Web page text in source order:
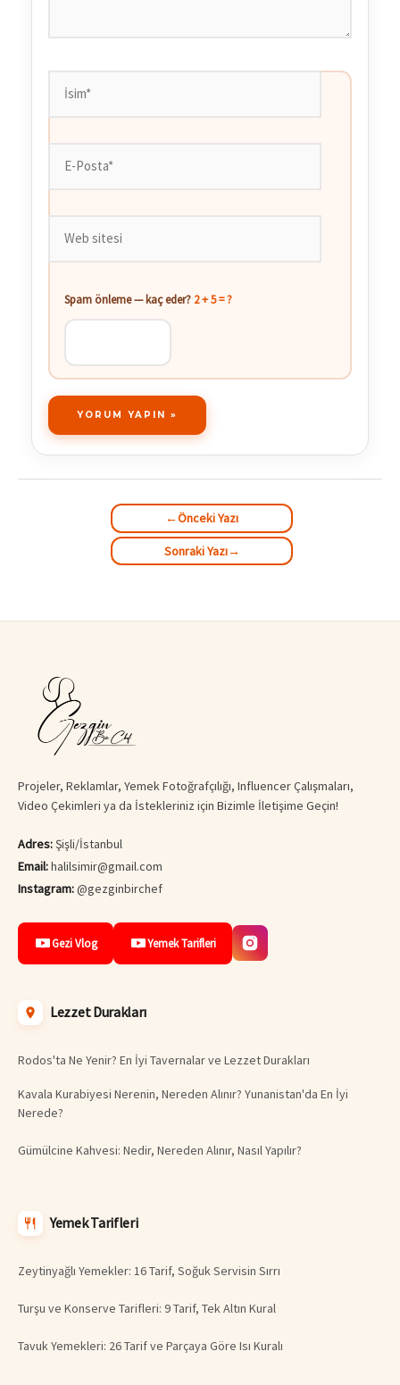
Spam önleme — kaç eder? 2 + 5 = ?
←Önceki Yazı
Sonraki Yazı→
Projeler, Reklamlar, Yemek Fotoğrafçılığı, Influencer Çalışmaları,
Video Çekimleri ya da İstekleriniz için Bizimle İletişime Geçin!
Adres:Şişli/İstanbul
Email:halilsimir@gmail.com
Instagram:@gezginbirchef
Gezi Vlog Yemek Tarifleri
Lezzet Durakları
Rodos'ta Ne Yenir? En İyi Tavernalar ve Lezzet Durakları
Kavala Kurabiyesi Nerenin, Nereden Alınır? Yunanistan'da En İyi
Nerede?
Gümülcine Kahvesi: Nedir, Nereden Alınır, Nasıl Yapılır?
Yemek Tarifleri
Zeytinyağlı Yemekler: 16 Tarif, Soğuk Servisin Sırrı
Turşu ve Konserve Tarifleri: 9 Tarif, Tek Altın Kural
Tavuk Yemekleri: 26 Tarif ve Parçaya Göre Isı Kuralı